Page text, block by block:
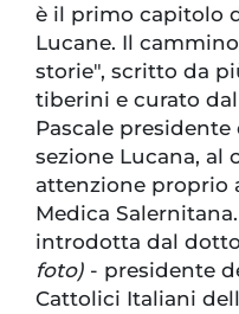
è il primo capitolo
Lucane. Il
storie", scritto da
tiberini e curato
Pascale
sezione Lucana, al
attenzione proprio
Medica
introdotta dal
foto) - presidente
Cattolici Italiani